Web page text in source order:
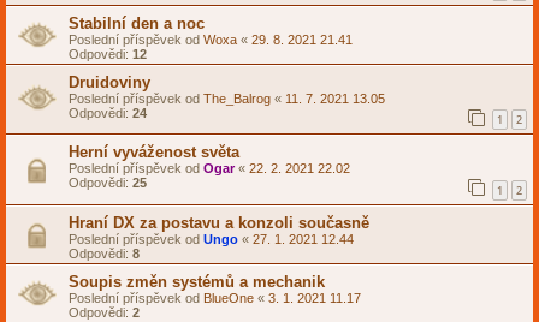
Stabilní den a noc
Poslední příspěvek od Woxa « 29. 8. 2021 21.41
Odpovědi: 12
Druidoviny
Poslední příspěvek od The_Balrog « 11. 7. 2021 13.05
Odpovědi: 24 1 2
Herní vyváženost světa
Poslední příspěvek od Ogar« 22. 2. 2021 22.02
Odpovědi: 25 1 2
Hraní DX za postavu a konzoli současně
Poslední příspěvek od Ungo « 27. 1. 2021 12.44
Odpovědi: 8
Soupis změn systémů a mechanik
Poslední příspěvek od BlueOne « 3. 1. 2021 11.17
Odpovědi: 2